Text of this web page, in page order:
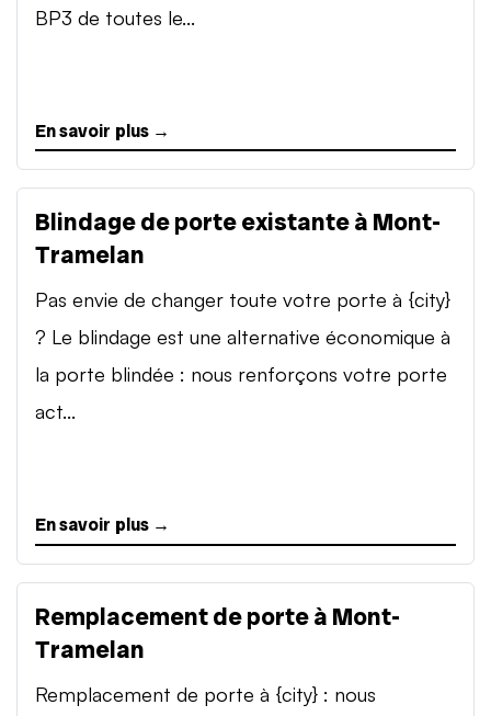
BP3 de toutes le...
En savoir plus →
Blindage de porte existante à Mont-
Tramelan
Pas envie de changer toute votre porte à {city}
? Le blindage est une alternative économique à
la porte blindée : nous renforçons votre porte
act...
En savoir plus →
Remplacement de porte à Mont-
Tramelan
Remplacement de porte à {city} : nous